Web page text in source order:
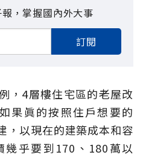
，掌握國內外大事
訂閱
，4層樓住宅區的老屋改
果眞的按照住戶想要的
，以現在的建築成本和容
乎要到170、180萬以